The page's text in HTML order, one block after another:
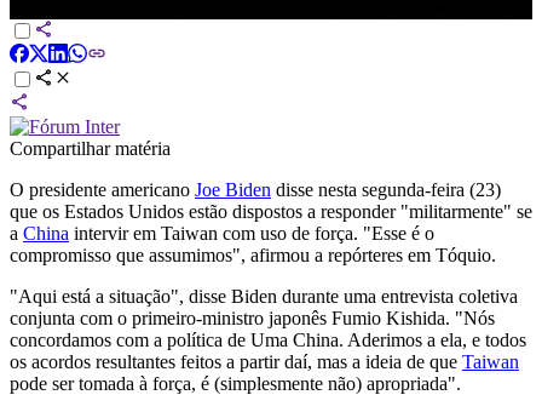
Compartilhar matéria
O presidente americano Joe Biden disse nesta segunda-feira (23)
que os Estados Unidos estão dispostos a responder "militarmente" se
a China intervir em Taiwan com uso de força. "Esse é o
compromisso que assumimos", afirmou a repórteres em Tóquio.
"Aqui está a situação", disse Biden durante uma entrevista coletiva
conjunta com o primeiro-ministro japonês Fumio Kishida. "Nós
concordamos com a política de Uma China. Aderimos a ela, e todos
os acordos resultantes feitos a partir daí, mas a ideia de que Taiwan
pode ser tomada à força, é (simplesmente não) apropriada".